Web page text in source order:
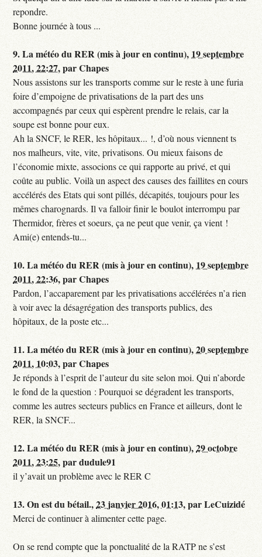
repondre.
Bonne journée à tous ...
9.La météo du RER (mis à jour en continu), 19 septembre
2011, 22:27,parChapes
Nous assistons sur les transports comme sur le reste à une furia
foire d’empoigne de privatisations de la part des uns
accompagnés par ceux qui espèrent prendre le relais, car la
soupe est bonne pour eux.
Ah la SNCF, le RER, les hôpitaux... !, d’où nous viennent ts
nos malheurs, vite, vite, privatisons. Ou mieux faisons de
l’économie mixte, associons ce qui rapporte au privé, et qui
coûte au public. Voilà un aspect des causes des faillites en cours
accélérés des Etats qui sont pillés, décapités, toujours pour les
mêmes charognards. Il va falloir finir le boulot interrompu par
Thermidor, frères et soeurs, ça ne peut que venir, ça vient !
Ami(e) entends-tu...
10.La météo du RER (mis à jour en continu), 19 septembre
2011, 22:36,parChapes
Pardon, l’accaparement par les privatisations accélérées n’a rien
à voir avec la désagrégation des transports publics, des
hôpitaux, de la poste etc...
11.La météo du RER (mis à jour en continu),20 septembre
2011, 10:03,parChapes
Je réponds à l’esprit de l’auteur du site selon moi. Qui n’aborde
le fond de la question : Pourquoi se dégradent les transports,
comme les autres secteurs publics en France et ailleurs, dont le
RER, la SNCF...
12.La météo du RER (mis à jour en continu),29 octobre
2011, 23:25,pardudule91
il y’avait un problème avec le RER C
13.On est du bétail.,23 janvier 2016, 01:13,parLeCuizidé
Merci de continuer à alimenter cette page.
On se rend compte que la ponctualité de la RATP ne s’est